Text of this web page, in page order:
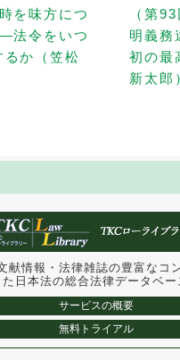
を味方につ
法令をいつ
るか（笠松
（第
明義務
初の最
新太郎
献情報・法律雑誌の豊富なコ
た 日本法の総合法律データベー
サービスの概要
無料トライアル